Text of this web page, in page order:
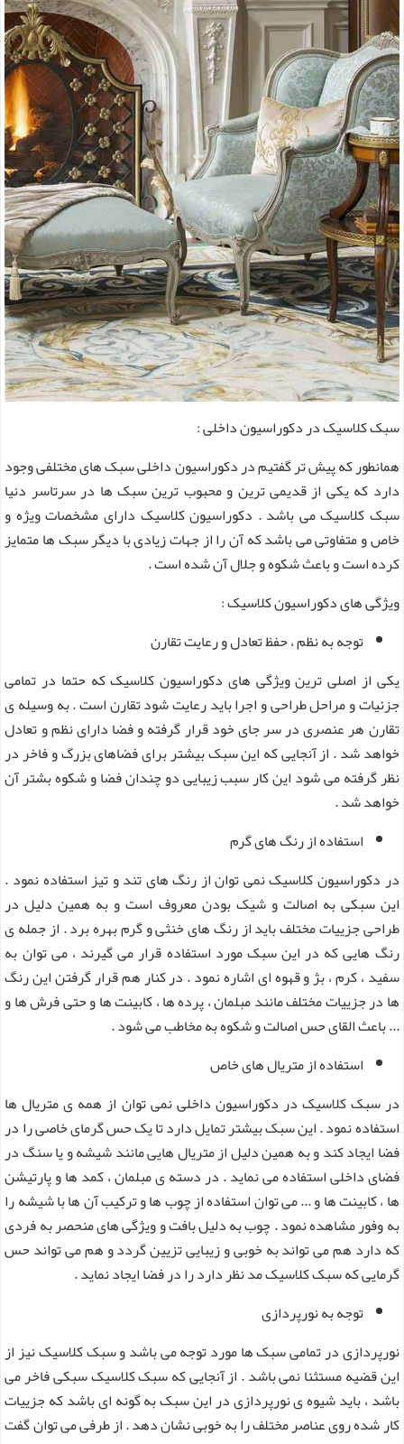
سبک کلاسیک در دکوراسیون داخلی :
همانطور که پیش تر گفتیم در دکوراسیون داخلی سبک های مختلفی وجود
دارد که یکی از قدیمی ترین و محبوب ترین سبک ها در سرتاسر دنیا
سبک کلاسیک می باشد . دکوراسیون کلاسیک دارای مشخصات ویژه و
خاص و متفاوتی می باشد که آن را از جهات زیادی با دیگر سبک ها متمایز
کرده است و باعث شکوه و جلال آن شده است .
ویژگی های دکوراسیون کلاسیک :
توجه به نظم ، حفظ تعادل و رعایت تقارن
یکی از اصلی ترین ویژگی های دکوراسیون کلاسیک که حتما در تمامی
جزئیات و مراحل طراحی و اجرا باید رعایت شود تقارن است . به وسیله ی
تقارن هر عنصری در سر جای خود قرار گرفته و فضا دارای نظم و تعادل
خواهد شد . از آنجایی که این سبک بیشتر برای فضاهای بزرگ و فاخر در
نظر گرفته می شود این کار سبب زیبایی دو چندان فضا و شکوه بشتر آن
خواهد شد .
استفاده از رنگ های گرم
در دکوراسیون کلاسیک نمی توان از رنگ های تند و تیز استفاده نمود .
این سبکی به اصالت و شیک بودن معروف است و به همین دلیل در
طراحی جزییات مختلف باید از رنگ های خنثی و گرم بهره برد . از جمله ی
رنگ هایی که در این سبک مورد استفاده قرار می گیرند ، می توان به
سفید ، کرم ، بژ و قهوه ای اشاره نمود . در کنار هم قرار گرفتن این رنگ
ها در جزییات مختلف مانند مبلمان ، پرده ها ، کابینت ها و حتی فرش ها و
... باعث القای حس اصالت و شکوه به مخاطب می شود .
استفاده از متریال های خاص
در سبک کلاسیک در دکوراسیون داخلی نمی توان از همه ی متریال ها
استفاده نمود . این سبک بیشتر تمایل دارد تا یک حس گرمای خاصی را در
فضا ایجاد کند و به همین دلیل از متریال هایی مانند شیشه و یا سنگ در
فضای داخلی استفاده می نماید . در دسته ی مبلمان ، کمد ها و پارتیشن
ها ، کابینت ها و ... می توان استفاده از چوب ها و ترکیب آن ها با شیشه را
به وفور مشاهده نمود . چوب به دلیل بافت و ویژگی های منحصر به فردی
که دارد هم می تواند به خوبی و زیبایی تزیین گردد و هم می تواند حس
گرمایی که سبک کلاسیک مد نظر دارد را در فضا ایجاد نماید .
توجه به نورپردازی
نورپردازی در تمامی سبک ها مورد توجه می باشد و سبک کلاسیک نیز از
این قضیه مستثنا نمی باشد . از آنجایی که سبک کلاسیک سبکی فاخر می
باشد ، باید شیوه ی نورپردازی در این سبک به گونه ای باشد که جزییات
کار شده روی عناصر مختلف را به خوبی نشان دهد . از طرفی می توان گفت